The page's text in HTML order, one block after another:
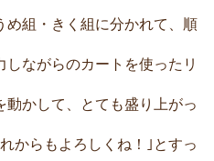
め組・きく組に分かれて、順
ながらのカートを使ったリ
かして、とても盛り上がっ
からもよろしくね！｣とすっ